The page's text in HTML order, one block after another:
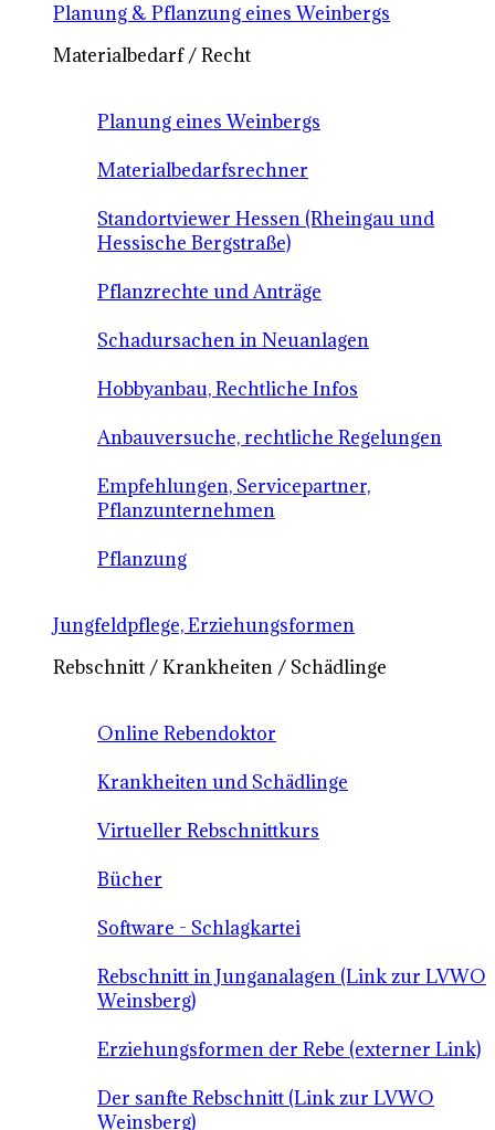
Planung & Pflanzung eines Weinbergs
Materialbedarf / Recht
Planung eines Weinbergs
Materialbedarfsrechner
Standortviewer Hessen (Rheingau und
Hessische Bergstraße)
Pflanzrechte und Anträge
Schadursachen in Neuanlagen
Hobbyanbau, Rechtliche Infos
Anbauversuche, rechtliche Regelungen
Empfehlungen, Servicepartner,
Pflanzunternehmen
Pflanzung
Jungfeldpflege, Erziehungsformen
Rebschnitt / Krankheiten / Schädlinge
Online Rebendoktor
Krankheiten und Schädlinge
Virtueller Rebschnittkurs
Bücher
Software - Schlagkartei
Rebschnitt in Junganalagen (Link zur LVWO
Weinsberg)
Erziehungsformen der Rebe (externer Link)
Der sanfte Rebschnitt (Link zur LVWO
Weinsberg)